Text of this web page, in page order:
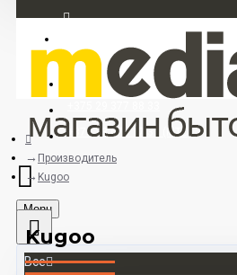
Регистрация
+375 33 673 17 31 (МТС)
Menu
Все
Производитель
Kugoo
Kugoo